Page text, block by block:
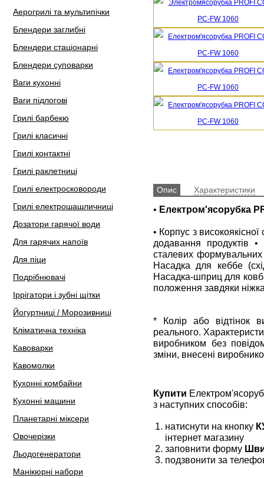
Аерогрилі та мультипічки
Блендери заглибні
Блендери стаціонарні
Блендери суповарки
Ваги кухонні
Ваги підлогові
Грилі барбекю
Грилі класичні
Грилі контактні
Грилі раклетниці
Грилі електросковороди
Грилі електрошашличниці
Дозатори гарячої води
Для гарячих напоїв
Для піци
Подрібнювачі
Іррігатори і зубні щітки
Йогуртниці / Морозивниці
Кліматична техніка
Кавоварки
Кавомолки
Кухонні комбайни
Кухонні машини
Планетарні міксери
Овочерізки
Льодогенератори
Манікюрні набори
Опис Характеристики
• Електром'ясорубка
• Корпус з
додавання продуктів
сталевих формувальних
Насадка для кеббе
Насадка-шприц для
положення завдяки
* Колір або відтінок
реального.
виробником без
зміни, внесені
Купити
з наступних способів:
натиснути на кнопку
інтернет магазину
заповнити форму
подзвонити за